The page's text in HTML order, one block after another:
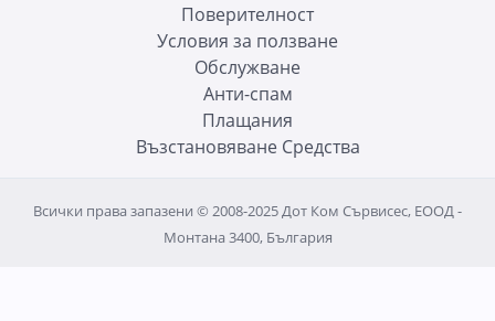
Поверителност
Условия за ползване
Oбслужване
Анти-спам
Плащания
Възстановяване Средства
Всички права запазени © 2008-2025 Дот Ком Сървисес, ЕООД -
Монтана 3400, България